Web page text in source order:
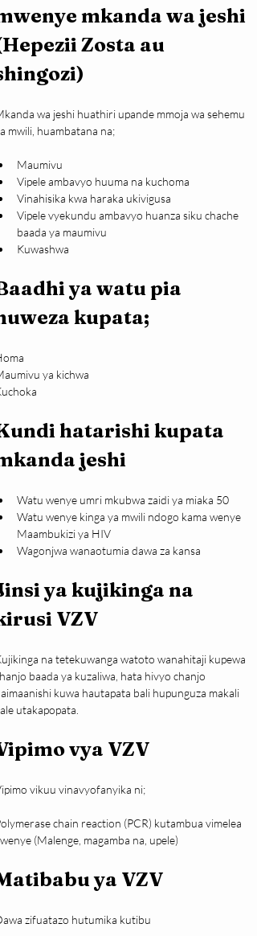
mkanda wa jeshi
Zosta au
wa jeshi huathiri upande mmoja wa sehemu
mwili, huambatana na;
Maumivu
Vipele ambavyo huuma na kuchoma
Vinahisika kwa haraka ukivigusa
Vipele vyekundu ambavyo huanza siku chache
baada ya maumivu
Kuwashwa
ya watu pia
kupata;
ya kichwa
hatarishi kupata
jeshi
Watu wenye umri mkubwa zaidi ya miaka 50
Watu wenye kinga ya mwili ndogo kama wenye
Maambukizi ya HIV
Wagonjwa wanaotumia dawa za kansa
ya kujikinga na
VZV
na tetekuwanga watoto wanahitaji kupewa
baada ya kuzaliwa, hata hivyo chanjo
kuwa hautapata bali hupunguza makali
utakapopata.
vya VZV
vikuu vinavyofanyika ni;
chain reaction (PCR) kutambua vimelea
(Malenge, magamba na, upele)
ya VZV
zifuatazo hutumika kutibu